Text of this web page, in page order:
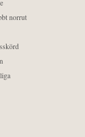
norrut